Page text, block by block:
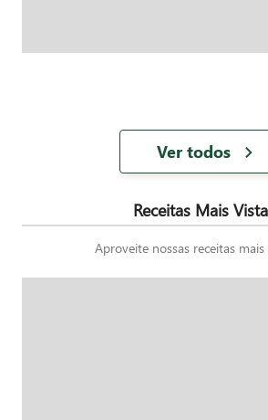
Ver todos
Receitas Mais
Aproveite nossas receitas mais